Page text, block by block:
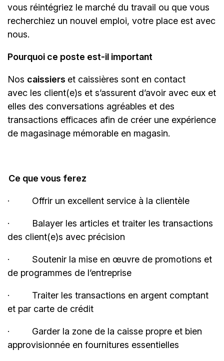
vous réintégriez le marché du travail ou que vous
recherchiez un nouvel emploi, votre place est avec
nous.
Pourquoi ce poste est-il important
Nos caissiers et caissières sont en contact
avec les client(e)s et s’assurent d’avoir avec eux et
elles des conversations agréables et des
transactions efficaces afin de créer une expérience
de magasinage mémorable en magasin.
Ce que vous ferez
· Offrir un excellent service à la clientèle
·
Balayer les articles et traiter les transactions
des client(e)s avec précision
·
Soutenir la mise en œuvre de promotions et
de programmes de l’entreprise
·
Traiter les transactions en argent comptant
et par carte de crédit
·
Garder la zone de la caisse propre et bien
approvisionnée en fournitures essentielles